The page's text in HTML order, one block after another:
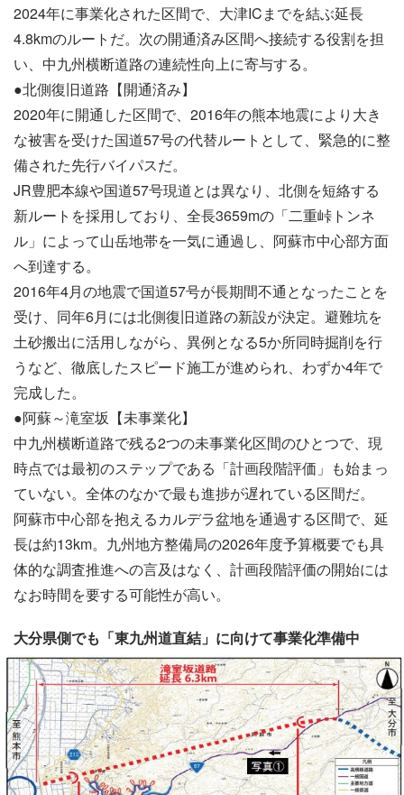
2024年に事業化された区間で、大津ICまでを結ぶ延長
4.8kmのルートだ。次の開通済み区間へ接続する役割を担
い、中九州横断道路の連続性向上に寄与する。
●北側復旧道路【開通済み】
2020年に開通した区間で、2016年の熊本地震により大き
な被害を受けた国道57号の代替ルートとして、緊急的に整
備された先行バイパスだ。
JR豊肥本線や国道57号現道とは異なり、北側を短絡する
新ルートを採用しており、全長3659mの「二重峠トンネ
ル」によって山岳地帯を一気に通過し、阿蘇市中心部方面
へ到達する。
2016年4月の地震で国道57号が長期間不通となったことを
受け、同年6月には北側復旧道路の新設が決定。避難坑を
土砂搬出に活用しながら、異例となる5か所同時掘削を行
うなど、徹底したスピード施工が進められ、わずか4年で
完成した。
●阿蘇～滝室坂【未事業化】
中九州横断道路で残る2つの未事業化区間のひとつで、現
時点では最初のステップである「計画段階評価」も始まっ
ていない。全体のなかで最も進捗が遅れている区間だ。
阿蘇市中心部を抱えるカルデラ盆地を通過する区間で、延
長は約13km。九州地方整備局の2026年度予算概要でも具
体的な調査推進への言及はなく、計画段階評価の開始には
なお時間を要する可能性が高い。
大分県側でも「東九州道直結」に向けて事業化準備中